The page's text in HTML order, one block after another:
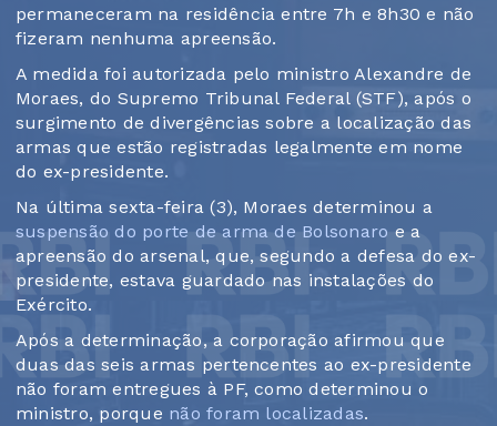
permaneceram na residência entre 7h e 8h30 e não
fizeram nenhuma apreensão.
A medida foi autorizada pelo ministro Alexandre de
Moraes, do Supremo Tribunal Federal (STF), após o
surgimento de divergências sobre a localização das
armas que estão registradas legalmente em nome
do ex-presidente.
Na última sexta-feira (3), Moraes determinou a
suspensão do porte de arma de Bolsonaro e a
apreensão do arsenal, que, segundo a defesa do ex-
presidente, estava guardado nas instalações do
Exército.
Após a determinação, a corporação afirmou que
duas das seis armas pertencentes ao ex-presidente
não foram entregues à PF, como determinou o
ministro, porque não foram localizadas.